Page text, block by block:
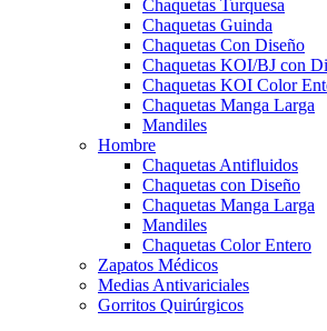
Chaquetas Turquesa
Chaquetas Guinda
Chaquetas Con Diseño
Chaquetas KOI/BJ con
Chaquetas KOI Color
Chaquetas Manga Larga
Mandiles
Hombre
Chaquetas Antifluidos
Chaquetas con Diseño
Chaquetas Manga Larga
Mandiles
Chaquetas Color Entero
Zapatos Médicos
Medias Antivariciales
Gorritos Quirúrgicos